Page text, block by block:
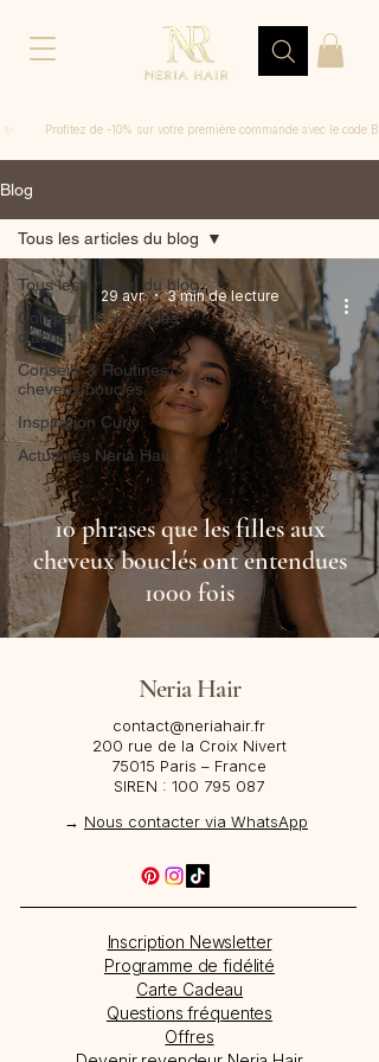
✨         Profitez de -10% sur votre première commande avec le code
Blog
Tous les articles du blog
Comparatifs & guides
d'achat
Conseils & Routines
cheveux bouclés
Inspiration Curly
Actualités Neria Hair
Tous les articles du blog
10 phrases que les filles aux
cheveux bouclés ont entendues
1000 fois
29 avr. 3 min de lecture
Neria Hair
contact@neriahair.fr
200 rue de la Croix Nivert
75015 Paris – France​
SIREN : 100 795 087
→ Nous contacter via WhatsApp
Inscription Newsletter
Programme de fidélité
Carte Cadeau
Questions fréquentes
Offres